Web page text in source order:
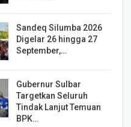
Sandeq Silumba 2026
Digelar 26 hingga 27
September,…
Gubernur Sulbar
Targetkan Seluruh
Tindak Lanjut Temuan
BPK…